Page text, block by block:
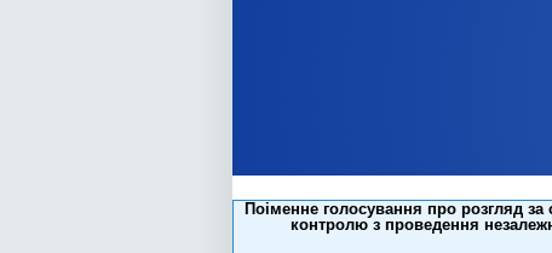
Поіменне голосування про розгляд
контролю з проведення